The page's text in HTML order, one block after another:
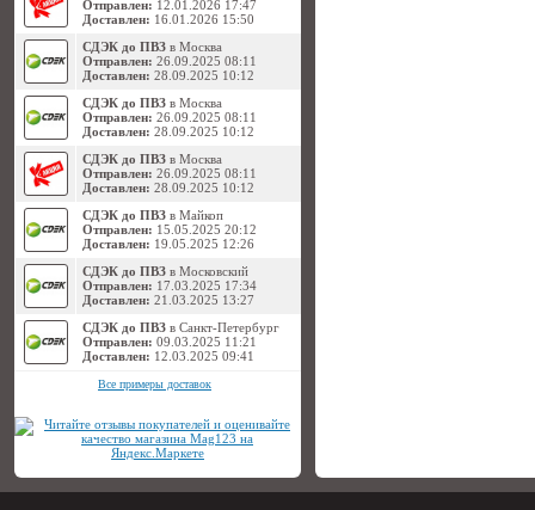
Отправлен: 12.01.2026 17:47
Доставлен: 16.01.2026 15:50
СДЭК до ПВЗ в Москва
Отправлен: 26.09.2025 08:11
Доставлен: 28.09.2025 10:12
СДЭК до ПВЗ в Москва
Отправлен: 26.09.2025 08:11
Доставлен: 28.09.2025 10:12
СДЭК до ПВЗ в Москва
Отправлен: 26.09.2025 08:11
Доставлен: 28.09.2025 10:12
СДЭК до ПВЗ в Майкоп
Отправлен: 15.05.2025 20:12
Доставлен: 19.05.2025 12:26
СДЭК до ПВЗ в Московский
Отправлен: 17.03.2025 17:34
Доставлен: 21.03.2025 13:27
СДЭК до ПВЗ в Санкт-Петербург
Отправлен: 09.03.2025 11:21
Доставлен: 12.03.2025 09:41
Все примеры доставок